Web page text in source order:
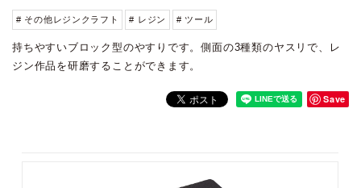
# その他レジンクラフト # レジン # ツール
持ちやすいブロック型のやすりです。側面の3種類のヤスリで、レ
ジン作品を研磨することができます。
Save